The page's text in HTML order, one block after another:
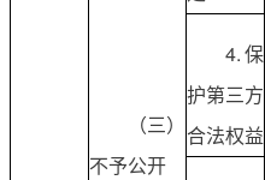
（三）
不予公开
4.保
护第三方
合法权益